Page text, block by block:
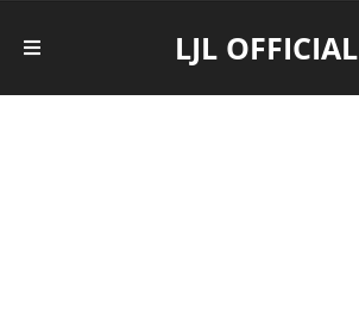
LJL OFFICIAL